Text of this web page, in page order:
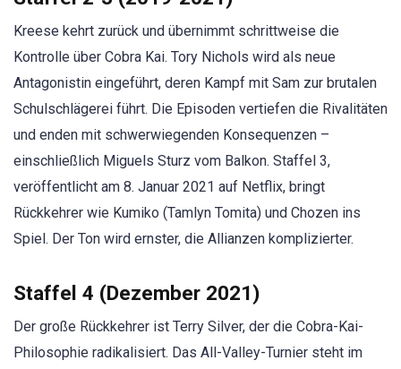
Kreese kehrt zurück und übernimmt schrittweise die
Kontrolle über Cobra Kai. Tory Nichols wird als neue
Antagonistin eingeführt, deren Kampf mit Sam zur brutalen
Schulschlägerei führt. Die Episoden vertiefen die Rivalitäten
und enden mit schwerwiegenden Konsequenzen –
einschließlich Miguels Sturz vom Balkon. Staffel 3,
veröffentlicht am 8. Januar 2021 auf Netflix, bringt
Rückkehrer wie Kumiko (Tamlyn Tomita) und Chozen ins
Spiel. Der Ton wird ernster, die Allianzen komplizierter.
Staffel 4 (Dezember 2021)
Der große Rückkehrer ist Terry Silver, der die Cobra-Kai-
Philosophie radikalisiert. Das All-Valley-Turnier steht im